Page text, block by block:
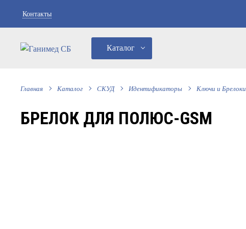
Контакты
Каталог
Главная Каталог СКУД Идентификаторы Ключи и Брелоки
БРЕЛОК ДЛЯ ПОЛЮС-GSM